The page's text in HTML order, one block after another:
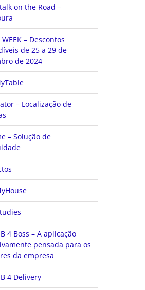
on the Road –
WEEK – Descontos
de 25 a 29 de
de 2024
– Localização de
– Solução de
4 Boss – A aplicação
pensada para os
da empresa
4 Delivery